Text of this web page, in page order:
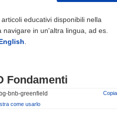
educativi disponibili nella
in un'altra lingua, ad es.
Fondamenti
bnb-greenfield
Copia
come usarlo